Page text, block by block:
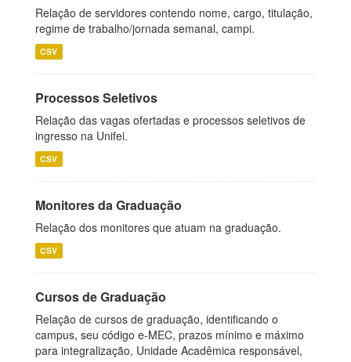
Relação de servidores contendo nome, cargo, titulação,
regime de trabalho/jornada semanal, campi.
CSV
Processos Seletivos
Relação das vagas ofertadas e processos seletivos de
ingresso na Unifei.
CSV
Monitores da Graduação
Relação dos monitores que atuam na graduação.
CSV
Cursos de Graduação
Relação de cursos de graduação, identificando o
campus, seu código e-MEC, prazos mínimo e máximo
para integralização, Unidade Acadêmica responsável,